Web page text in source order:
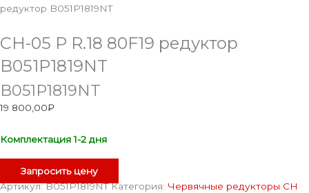
редуктор B051P1819NT
CH-05 P R.18 80F19 редуктор
B051P1819NT
B051P1819NT
19 800,00₽
Комплектация 1-2 дня
Запросить цену
Артикул:B051P1819NTКатегория: Червячные редукторы CH